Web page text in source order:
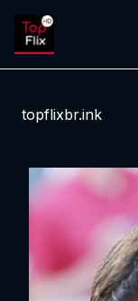
topflixbr.ink